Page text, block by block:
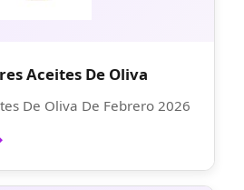
Aceites De Oliva
De Oliva De Febrero 2026